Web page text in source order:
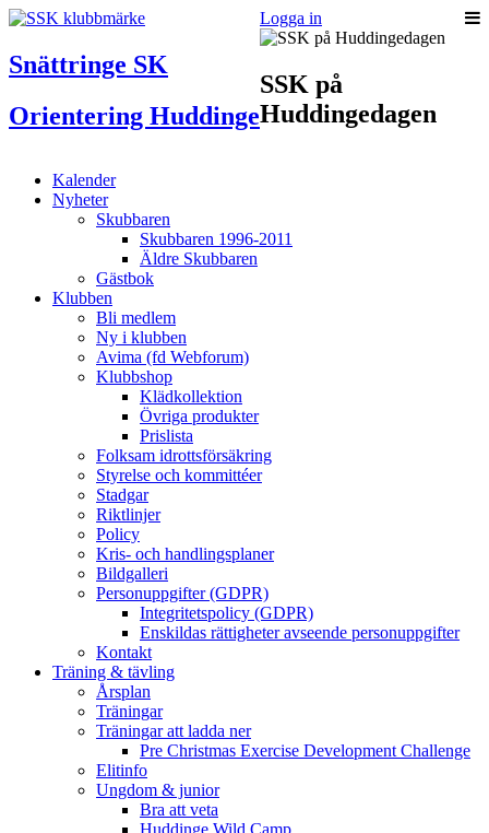
Logga in
Snättringe SK
Orientering Huddinge
Kalender
Nyheter
Skubbaren
Skubbaren 1996-2011
Äldre Skubbaren
Gästbok
Klubben
Bli medlem
Ny i klubben
Avima (fd Webforum)
Klubbshop
Klädkollektion
Övriga produkter
Prislista
Folksam idrottsförsäkring
Styrelse och kommittéer
Stadgar
Riktlinjer
Policy
Kris- och handlingsplaner
Bildgalleri
Personuppgifter (GDPR)
Integritetspolicy (GDPR)
Enskildas rättigheter avseende personuppgifter
Kontakt
Träning & tävling
Årsplan
Träningar
Träningar att ladda ner
Pre Christmas Exercise Development Challenge
Elitinfo
Ungdom & junior
Bra att veta
Huddinge Wild Camp
SSK på
Huddingedagen